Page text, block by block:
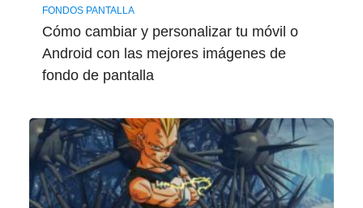
FONDOS PANTALLA
Cómo cambiar y personalizar tu móvil o
Android con las mejores imágenes de
fondo de pantalla